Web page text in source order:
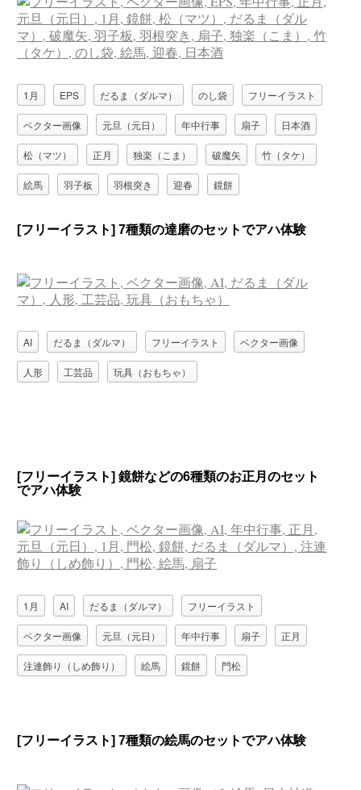
1月 EPS だるま（ダルマ） のし袋 フリーイラスト
ベクター画像 元旦（元日） 年中行事 扇子 日本酒
松（マツ） 正月 独楽（こま） 破魔矢 竹（タケ）
絵馬 羽子板 羽根突き 迎春 鏡餅
[フリーイラスト] 7種類の達磨のセットでアハ体験
AI だるま（ダルマ） フリーイラスト ベクター画像
人形 工芸品 玩具（おもちゃ）
[フリーイラスト] 鏡餅などの6種類のお正月のセット
でアハ体験
1月 AI だるま（ダルマ） フリーイラスト
ベクター画像 元旦（元日） 年中行事 扇子 正月
注連飾り（しめ飾り） 絵馬 鏡餅 門松
[フリーイラスト] 7種類の絵馬のセットでアハ体験